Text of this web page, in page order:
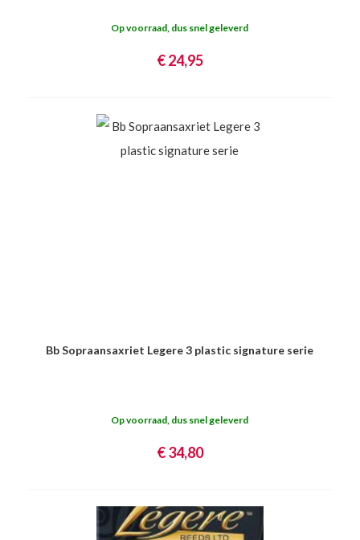
Op voorraad, dus snel geleverd
€ 24,95
Bb Sopraansaxriet Legere 3 plastic signature serie
Op voorraad, dus snel geleverd
€ 34,80